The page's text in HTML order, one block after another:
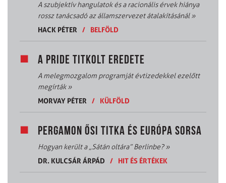
A szubjektív hangulatok és a racionális érvek hiánya
rossz tanácsadó az államszervezet átalakításánál»
HACK PÉTER / BELFÖLD
A PRIDE TITKOLT EREDETE
A melegmozgalom programját évtizedekkel ezelőtt
megírták»
MORVAY PÉTER / KÜLFÖLD
PERGAMON ŐSI TITKA ÉS EURÓPA SORSA
Hogyan került a „Sátán oltára” Berlinbe?»
DR. KULCSÁR ÁRPÁD
/ HIT ÉS ÉRTÉKEK